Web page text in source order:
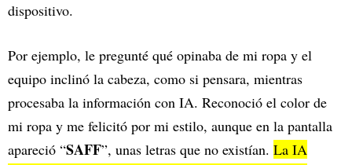
dispositivo.
Por ejemplo, le pregunté qué opinaba de mi ropa y el
equipo inclinó la cabeza, como si pensara, mientras
procesaba la información con IA. Reconoció el color de
mi ropa y me felicitó por mi estilo, aunque en la pantalla
apareció “SAFF”, unas letras que no existían. La IA